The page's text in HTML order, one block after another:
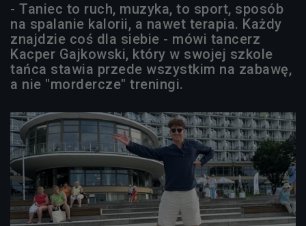
- Taniec to ruch, muzyka, to sport, sposób
na spalanie kalorii, a nawet terapia. Każdy
znajdzie coś dla siebie - mówi tancerz
Kacper Gajkowski, który w swojej szkole
tańca stawia przede wszystkim na zabawę,
a nie "mordercze" treningi.